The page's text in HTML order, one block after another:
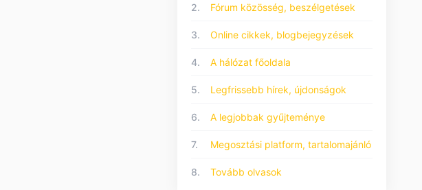
2. Fórum közösség, beszélgetések
3. Online cikkek, blogbejegyzések
4. A hálózat főoldala
5. Legfrissebb hírek, újdonságok
6. A legjobbak gyűjteménye
7. Megosztási platform, tartalomajánló
8. Tovább olvasok